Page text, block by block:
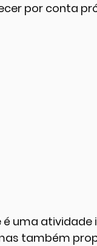
por conta
é uma
também